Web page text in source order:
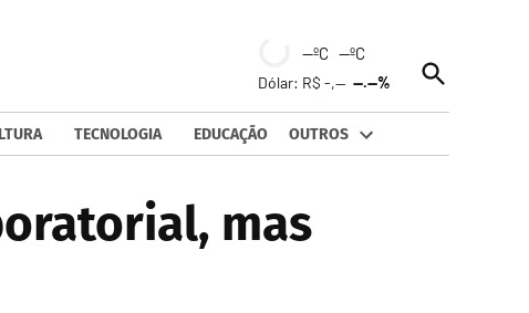
--ºC --ºC
Dólar: R$ -,----.--%
Open
Search
TECNOLOGIA EDUCAÇÃO OUTROS
mas